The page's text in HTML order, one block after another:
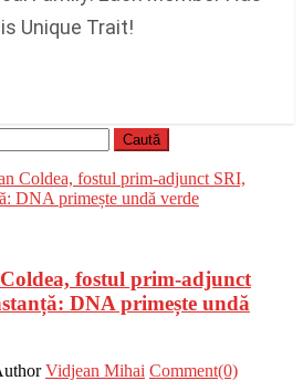
fostul prim-adjunct
DNA primește undă
Vidjean Mihai Comment(0)